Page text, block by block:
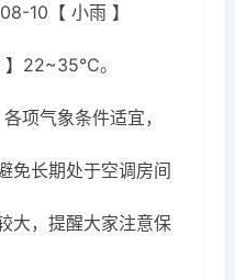
10【 小雨 】
22~35℃。
项气象条件适宜，
免长期处于空调房间
大，提醒大家注意保